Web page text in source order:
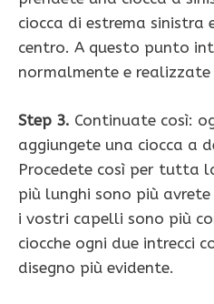
ciocca di estrema
centro. A questo punto
normalmente e
Step 3. Continuate così:
aggiungete una ciocca a
Procedete così per tutta
più lunghi sono più avrete
i vostri capelli sono più
ciocche ogni due intrecci
disegno più evidente.